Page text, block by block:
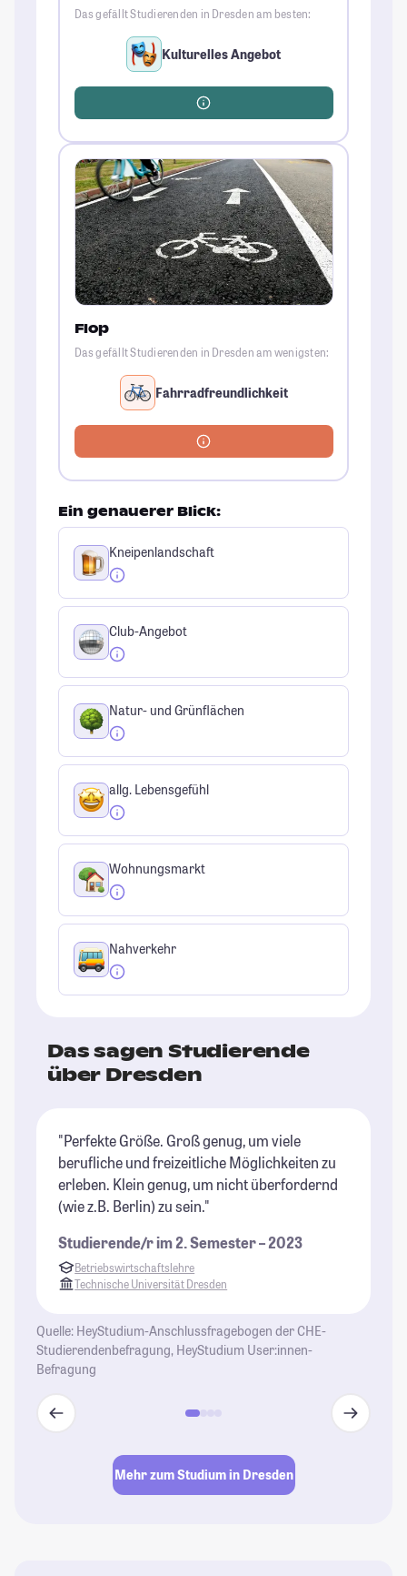
Das gefällt Studierenden in Dresden am besten:
Kulturelles Angebot
Flop
Das gefällt Studierenden in Dresden am wenigsten:
Fahrradfreundlichkeit
Ein genauerer Blick:
Kneipenlandschaft
Club-Angebot
Natur- und Grünflächen
allg. Lebensgefühl
Wohnungsmarkt
Nahverkehr
Das sagen Studierende
über Dresden
"Perfekte Größe. Groß genug, um viele
berufliche und freizeitliche Möglichkeiten zu
erleben. Klein genug, um nicht überfordernd
(wie z.B. Berlin) zu sein."
Studierende/r im 2. Semester – 2023
Betriebswirtschaftslehre
Technische Universität Dresden
Quelle: HeyStudium-Anschlussfragebogen der CHE-
Studierendenbefragung, HeyStudium User:innen-
Befragung
Mehr zum Studium in Dresden